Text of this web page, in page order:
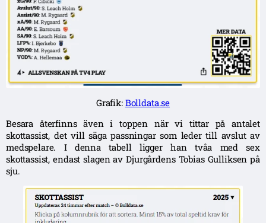
Grafik: Bolldata.se
Besara återfinns även i toppen när vi tittar på antalet
skottassist, det vill säga passningar som leder till avslut av
medspelare. I denna tabell ligger han tvåa med sex
skottassist, endast slagen av Djurgårdens Tobias Gulliksen på
sju.